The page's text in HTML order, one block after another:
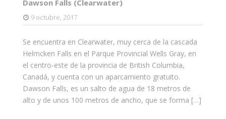
Dawson Falls (Clearwater)
9 octubre, 2017
Se encuentra en Clearwater, muy cerca de la cascada
Helmcken Falls en el Parque Provincial Wells Gray, en
el centro-este de la provincia de British Columbia,
Canadá, y cuenta con un aparcamiento gratuito.
Dawson Falls, es un salto de agua de 18 metros de
alto y de unos 100 metros de ancho, que se forma […]